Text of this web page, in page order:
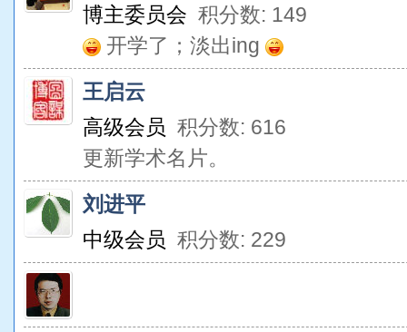
博主委员会 积分数: 149
开学了；淡出ing
王启云
高级会员 积分数: 616
更新学术名片。
刘进平
中级会员 积分数: 229